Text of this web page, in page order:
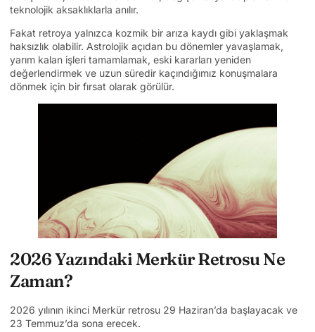
teknolojik aksaklıklarla anılır.
Fakat retroya yalnızca kozmik bir arıza kaydı gibi yaklaşmak
haksızlık olabilir. Astrolojik açıdan bu dönemler yavaşlamak,
yarım kalan işleri tamamlamak, eski kararları yeniden
değerlendirmek ve uzun süredir kaçındığımız konuşmalara
dönmek için bir fırsat olarak görülür.
2026 Yazındaki Merkür Retrosu Ne
Zaman?
2026 yılının ikinci Merkür retrosu 29 Haziran’da başlayacak ve
23 Temmuz’da sona erecek.